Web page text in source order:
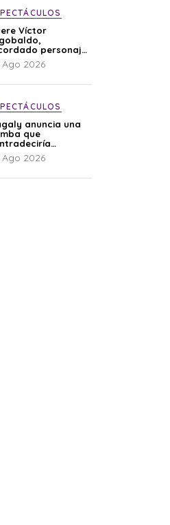
Víctor
personaje
la farándula y
de Shirley
Ago 2026
anuncia una
que
de La
Luz: “Hay un
Ago 2026